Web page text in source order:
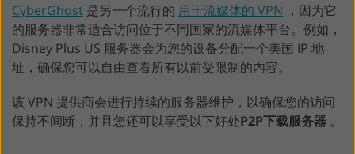
CyberGhost 是另一个流行的 用于流媒体的 VPN ，因为它
的服务器非常适合访问位于不同国家的流媒体平台。例如，
Disney Plus US 服务器会为您的设备分配一个美国 IP 地
址，确保您可以自由查看所有以前受限制的内容。
该 VPN 提供商会进行持续的服务器维护，以确保您的访问
保持不间断，并且您还可以享受以下好处P2P下载服务器 。